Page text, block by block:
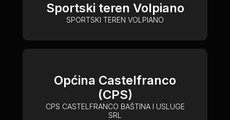
Sportski teren Volpiano
SPORTSKI TEREN VOLPIANO
Općina Castelfranco
(CPS)
CPS CASTELFRANCO BAŠTINA I USLUGE
SRL